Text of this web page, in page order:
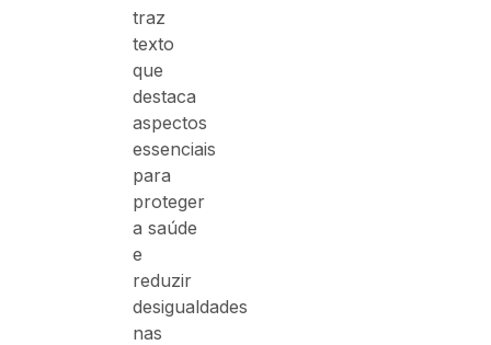
traz
texto
que
destaca
aspectos
essenciais
para
proteger
a saúde
e
reduzir
desigualdades
nas